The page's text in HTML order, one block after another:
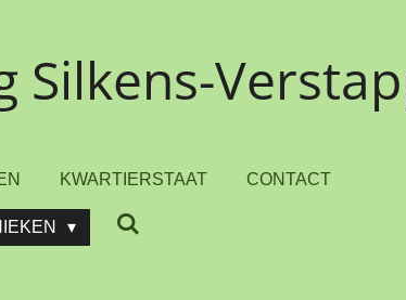
Silkens-
KWARTIERSTAAT CONTACT